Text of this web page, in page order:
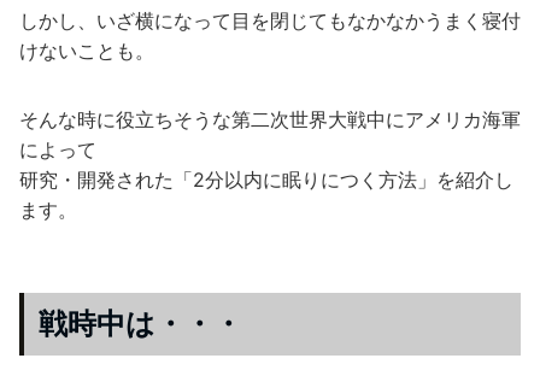
しかし、いざ横になって目を閉じてもなかなかうまく寝付
けないことも。
そんな時に役立ちそうな第二次世界大戦中にアメリカ海軍
によって
研究・開発された「2分以内に眠りにつく方法」を紹介し
ます。
戦時中は・・・